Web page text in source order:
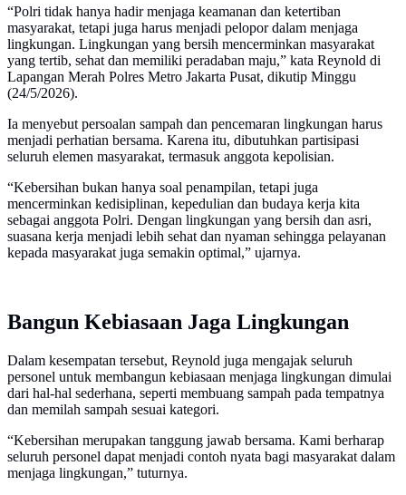
“Polri tidak hanya hadir menjaga keamanan dan ketertiban
masyarakat, tetapi juga harus menjadi pelopor dalam menjaga
lingkungan. Lingkungan yang bersih mencerminkan masyarakat
yang tertib, sehat dan memiliki peradaban maju,” kata Reynold di
Lapangan Merah Polres Metro Jakarta Pusat, dikutip Minggu
(24/5/2026).
Ia menyebut persoalan sampah dan pencemaran lingkungan harus
menjadi perhatian bersama. Karena itu, dibutuhkan partisipasi
seluruh elemen masyarakat, termasuk anggota kepolisian.
“Kebersihan bukan hanya soal penampilan, tetapi juga
mencerminkan kedisiplinan, kepedulian dan budaya kerja kita
sebagai anggota Polri. Dengan lingkungan yang bersih dan asri,
suasana kerja menjadi lebih sehat dan nyaman sehingga pelayanan
kepada masyarakat juga semakin optimal,” ujarnya.
Bangun Kebiasaan Jaga Lingkungan
Dalam kesempatan tersebut, Reynold juga mengajak seluruh
personel untuk membangun kebiasaan menjaga lingkungan dimulai
dari hal-hal sederhana, seperti membuang sampah pada tempatnya
dan memilah sampah sesuai kategori.
“Kebersihan merupakan tanggung jawab bersama. Kami berharap
seluruh personel dapat menjadi contoh nyata bagi masyarakat dalam
menjaga lingkungan,” tuturnya.